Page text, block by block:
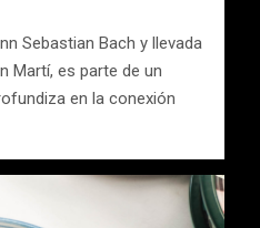
Sebastian Bach y llevada
Martí, es parte de un
en la conexión